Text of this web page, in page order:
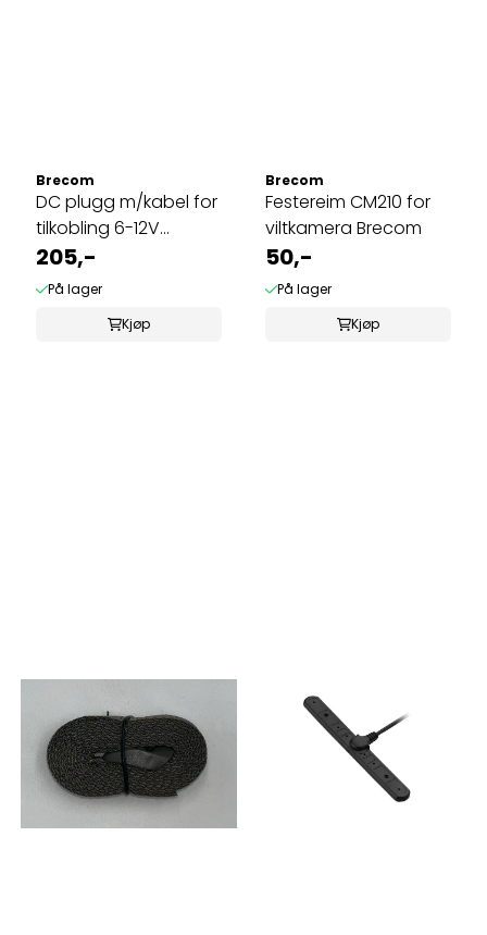
Brecom
DC plugg m/kabel for
tilkobling 6-12V
batteri.
205,-
På lager
Kjøp
Brecom
Festereim CM210 for
viltkamera Brecom
50,-
På lager
Kjøp